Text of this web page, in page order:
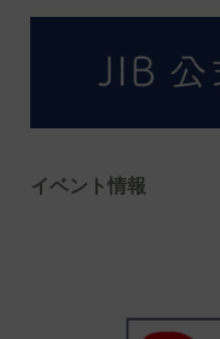
イベント情報